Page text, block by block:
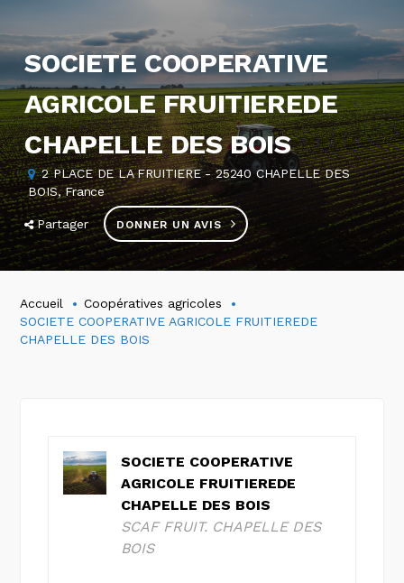
SOCIETE COOPERATIVE
AGRICOLE FRUITIEREDE
CHAPELLE DES BOIS
2 PLACE DE LA FRUITIERE - 25240 CHAPELLE DES
BOIS, France
Partager DONNER UN AVIS
Accueil
Coopératives agricoles
SOCIETE COOPERATIVE AGRICOLE FRUITIEREDE
CHAPELLE DES BOIS
SOCIETE COOPERATIVE
AGRICOLE FRUITIEREDE
CHAPELLE DES BOIS
SCAF FRUIT. CHAPELLE DES
BOIS